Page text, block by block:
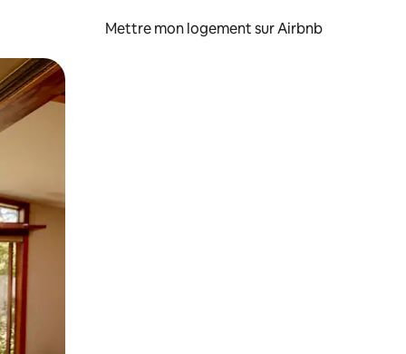
Mettre mon logement sur Airbnb
glisser.